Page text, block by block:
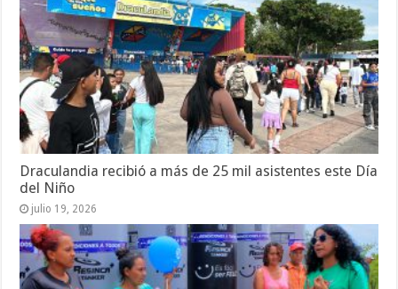
Draculandia recibió a más de 25 mil asistentes este Día
del Niño
julio 19, 2026